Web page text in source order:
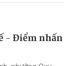
- Điểm nhấn